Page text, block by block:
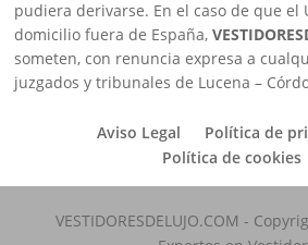
pudiera derivarse. En el caso de que el
domicilio fuera de España,
someten, con renuncia expresa a
juzgados y tribunales de Lucena –
Aviso Legal
Política de
Política de cookies
VESTIDORESDELUJO.COM -